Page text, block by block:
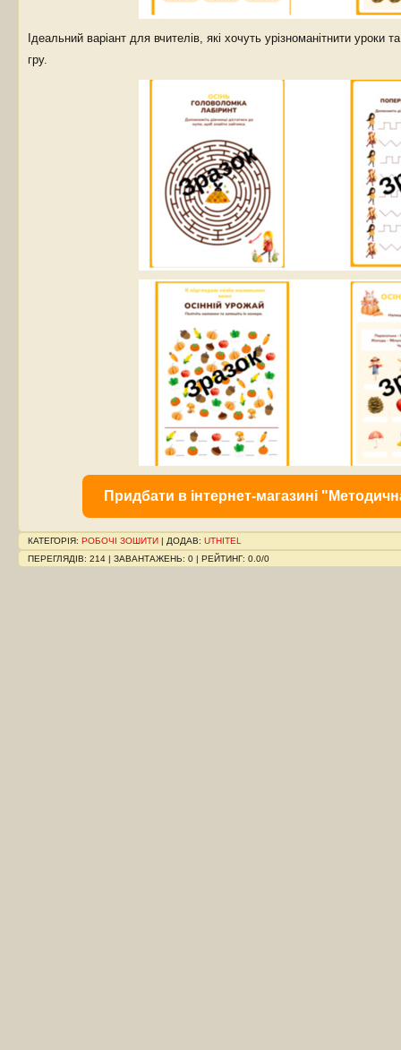
Ідеальний варіант для вчителів, які хочуть урізноманітнити уроки
гру.
Придбати в інтернет-магазині
КАТЕГОРІЯ: РОБОЧІ ЗОШИТИ | ДОДАВ: UTHITEL
ПЕРЕГЛЯДІВ: 214 | ЗАВАНТАЖЕНЬ: 0 | РЕЙТИНГ: 0.0/0